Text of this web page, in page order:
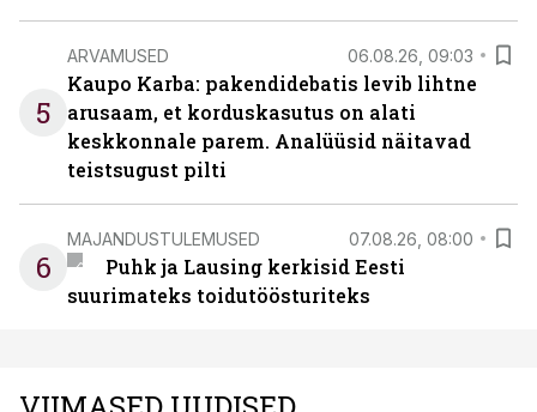
5
ARVAMUSED 06.08.26, 09:03
Kaupo Karba: pakendidebatis levib lihtne
arusaam, et korduskasutus on alati
keskkonnale parem. Analüüsid näitavad
teistsugust pilti
6
MAJANDUSTULEMUSED 07.08.26, 08:00
Puhk ja Lausing kerkisid Eesti
suurimateks toidutöösturiteks